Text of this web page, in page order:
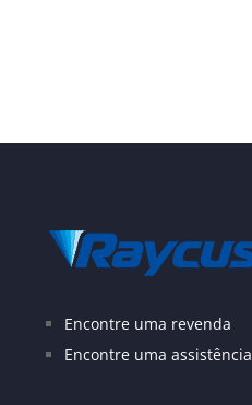
Encontre uma revenda
Encontre uma assistência